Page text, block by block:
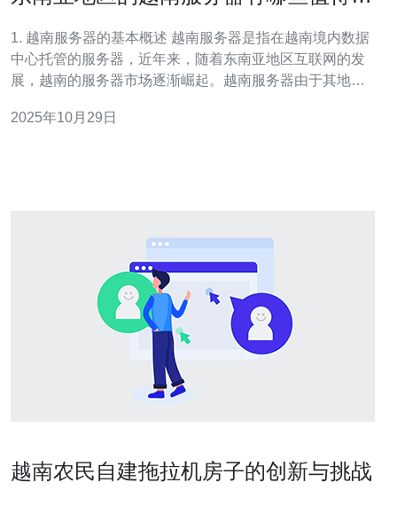
1. 越南服务器的基本概述 越南服务器是指在越南境内数据
中心托管的服务器，近年来，随着东南亚地区互联网的发
展，越南的服务器市场逐渐崛起。越南服务器由于其地理
户的优选。 越南服务器的主要特点包括：低延迟、高性价
2025年10月29日
越南农民自建拖拉机房子的创新与挑战